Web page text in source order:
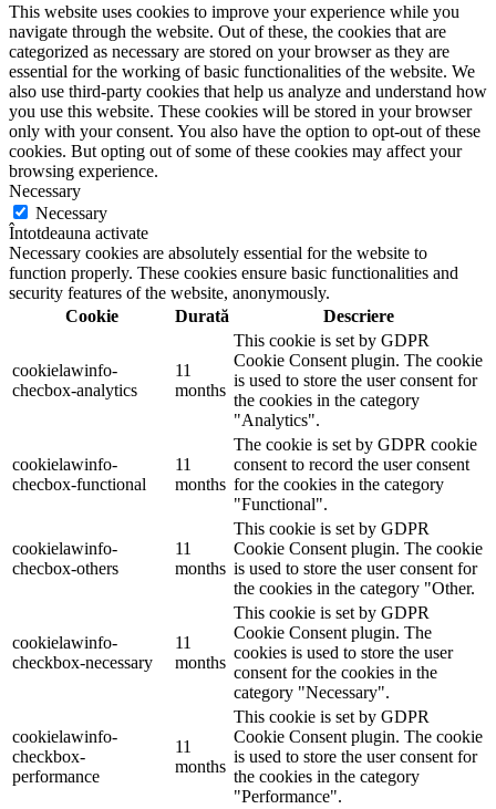
This website uses cookies to improve your experience while you
navigate through the website. Out of these, the cookies that are
categorized as necessary are stored on your browser as they are
essential for the working of basic functionalities of the website. We
also use third-party cookies that help us analyze and understand how
you use this website. These cookies will be stored in your browser
only with your consent. You also have the option to opt-out of these
cookies. But opting out of some of these cookies may affect your
browsing experience.
Necessary
Necessary
Întotdeauna activate
Necessary cookies are absolutely essential for the website to
function properly. These cookies ensure basic functionalities and
security features of the website, anonymously.
Cookie
Durată Descriere
cookielawinfo-
checbox-analytics
11
months
This cookie is set by GDPR
Cookie Consent plugin. The cookie
is used to store the user consent for
the cookies in the category
"Analytics".
cookielawinfo-
checbox-functional
11
months
The cookie is set by GDPR cookie
consent to record the user consent
for the cookies in the category
"Functional".
cookielawinfo-
checbox-others
11
months
This cookie is set by GDPR
Cookie Consent plugin. The cookie
is used to store the user consent for
the cookies in the category "Other.
cookielawinfo-
checkbox-necessary
11
months
This cookie is set by GDPR
Cookie Consent plugin. The
cookies is used to store the user
consent for the cookies in the
category "Necessary".
cookielawinfo-
checkbox-
performance
11
months
This cookie is set by GDPR
Cookie Consent plugin. The cookie
is used to store the user consent for
the cookies in the category
"Performance".